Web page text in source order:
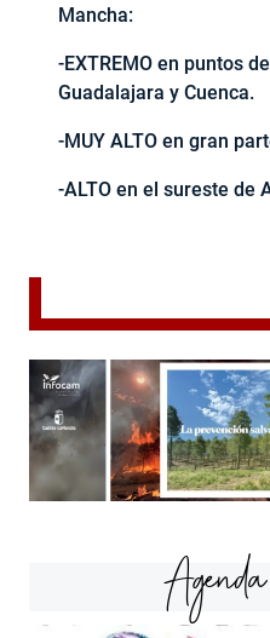
Mancha:
-EXTREMO en puntos
Guadalajara y Cuenca.
-MUY ALTO en gran
-ALTO en el sureste de